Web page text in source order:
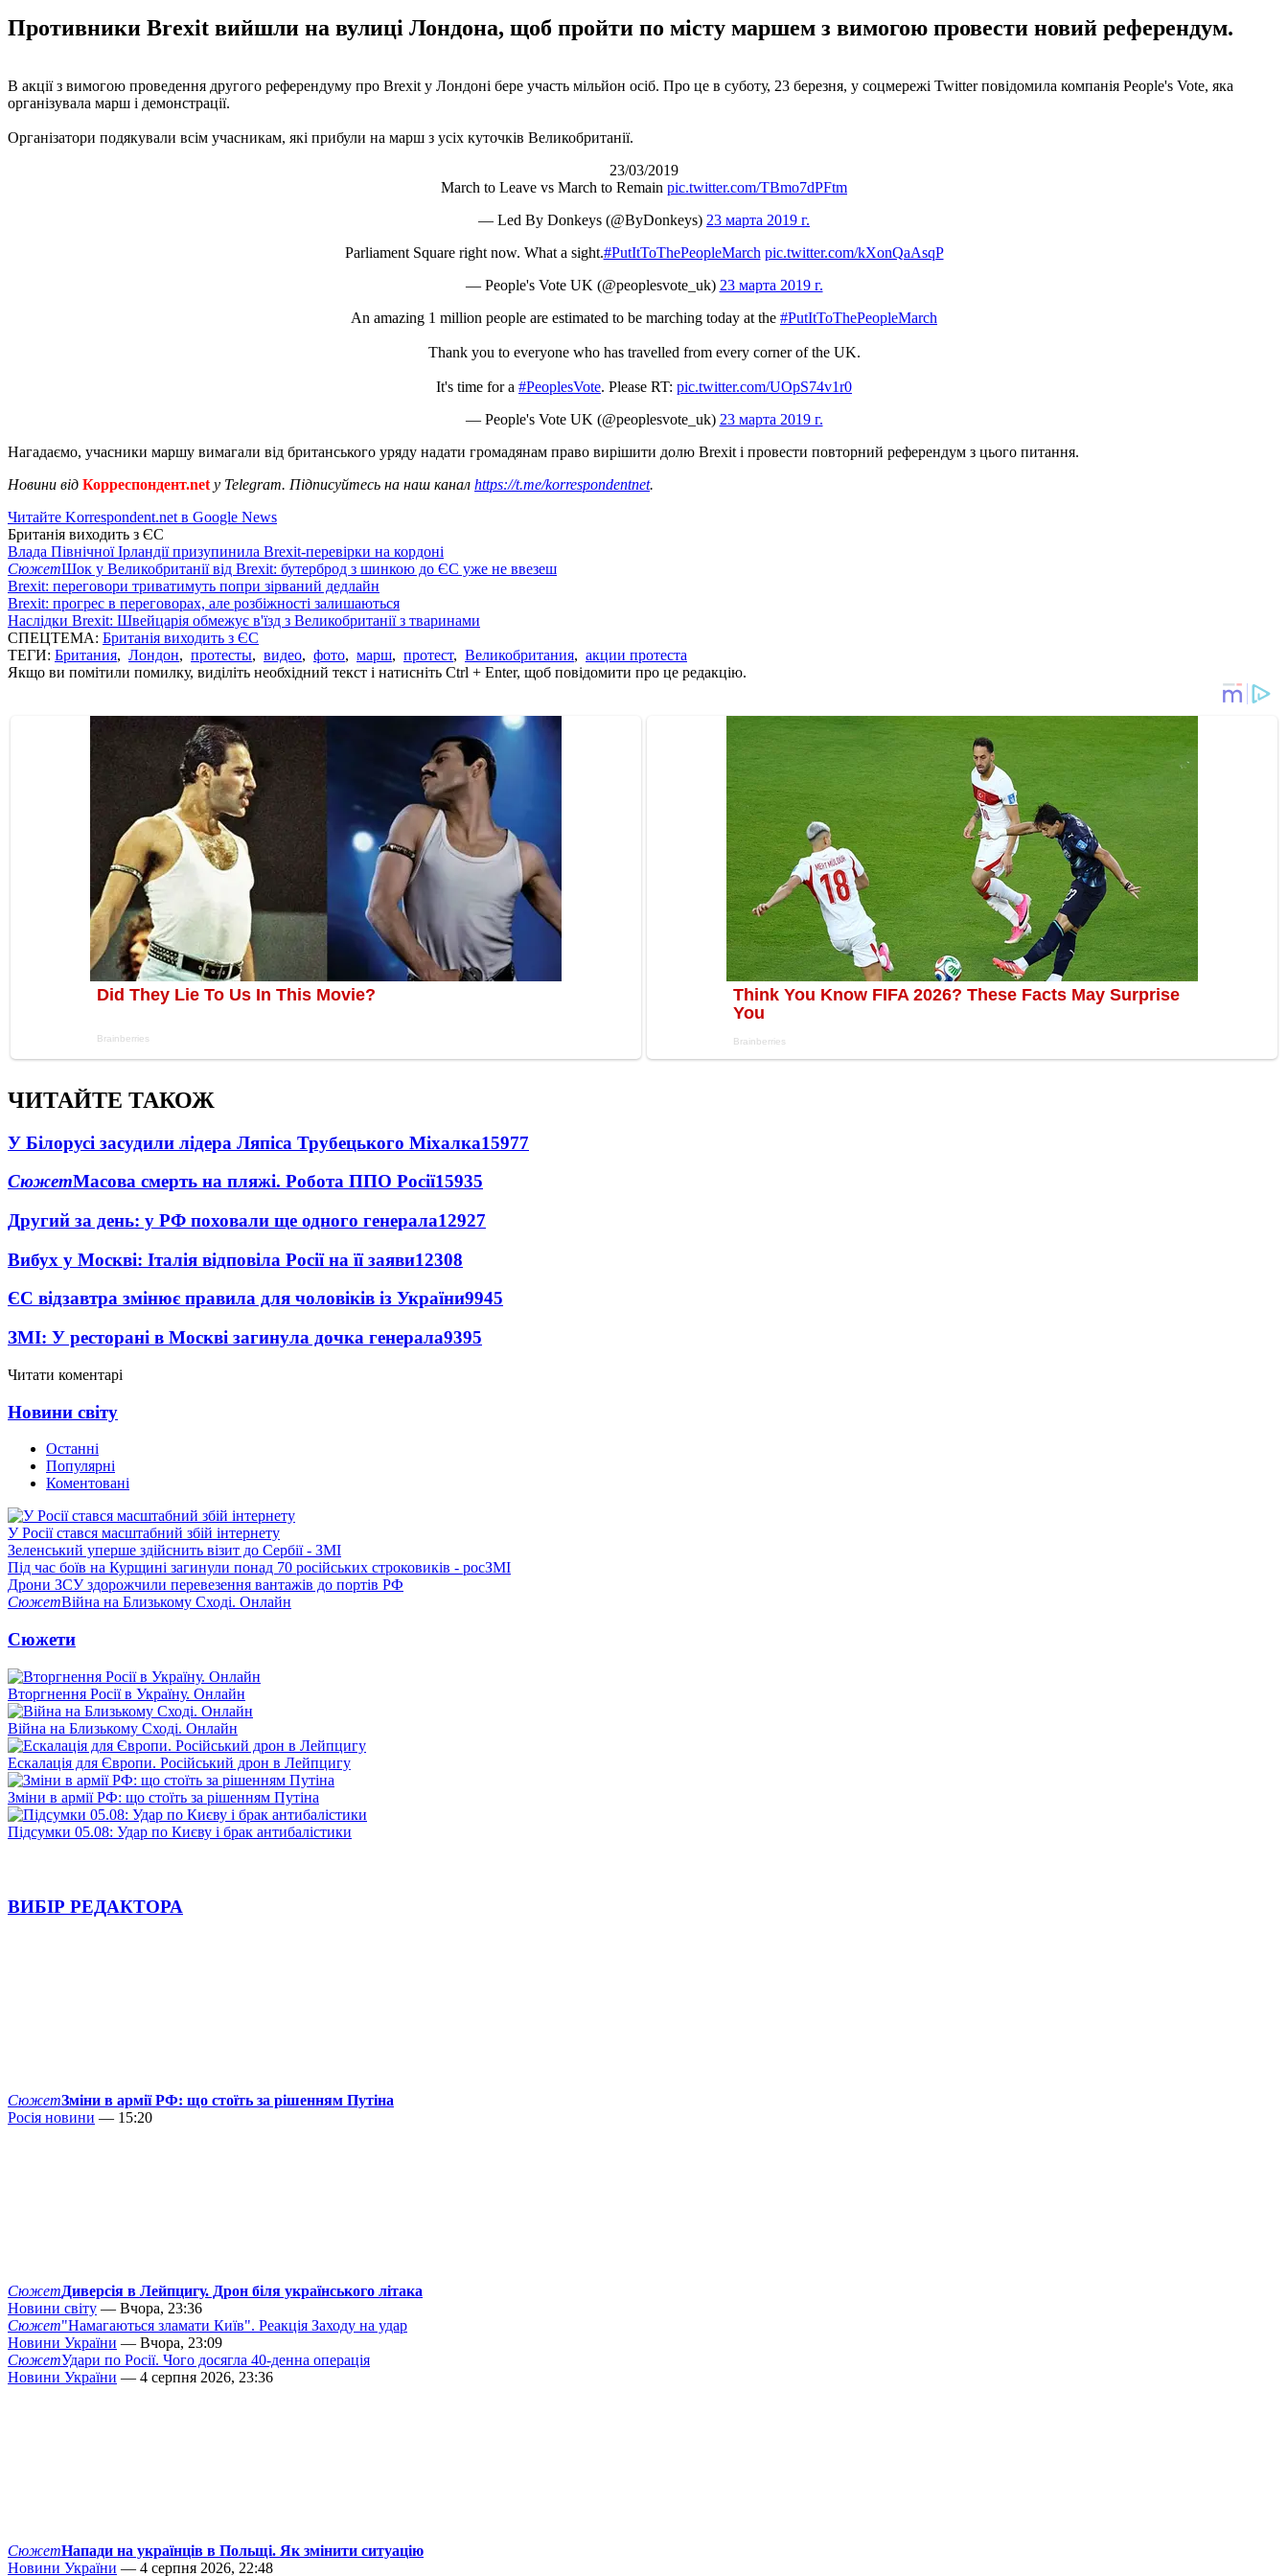
Противники Brexit вийшли на вулиці Лондона, щоб пройти по місту маршем з вимогою провести новий референдум.
В акції з вимогою проведення другого референдуму про Brexit у Лондоні бере участь мільйон осіб. Про це в суботу, 23 березня, у соцмережі Twitter повідомила компанія People's Vote, яка
організувала марш і демонстрації.
Організатори подякували всім учасникам, які прибули на марш з усіх куточків Великобританії.
23/03/2019
March to Leave vs March to Remain pic.twitter.com/TBmo7dPFtm
— Led By Donkeys (@ByDonkeys) 23 марта 2019 г.
Parliament Square right now. What a sight.#PutItToThePeopleMarch pic.twitter.com/kXonQaAsqP
— People's Vote UK (@peoplesvote_uk) 23 марта 2019 г.
An amazing 1 million people are estimated to be marching today at the #PutItToThePeopleMarch
Thank you to everyone who has travelled from every corner of the UK.
It's time for a #PeoplesVote. Please RT: pic.twitter.com/UOpS74v1r0
— People's Vote UK (@peoplesvote_uk) 23 марта 2019 г.
Нагадаємо, учасники маршу вимагали від британського уряду надати громадянам право вирішити долю Brexit і провести повторний референдум з цього питання.
Новини від Корреспондент.net у Telegram. Підписуйтесь на наш канал https://t.me/korrespondentnet.
Читайте Korrespondent.net в Google News
Британія виходить з ЄС
Влада Північної Ірландії призупинила Brexit-перевірки на кордоні
СюжетШок у Великобританії від Brexit: бутерброд з шинкою до ЄС уже не ввезеш
Brexit: переговори триватимуть попри зірваний дедлайн
Brexit: прогрес в переговорах, але розбіжності залишаються
Наслідки Brexit: Швейцарія обмежує в'їзд з Великобританії з тваринами
СПЕЦТЕМА: Британія виходить з ЄС
ТЕГИ: Британия, Лондон, протесты, видео, фото, марш, протест, Великобритания, акции протеста
Якщо ви помітили помилку, виділіть необхідний текст і натисніть Ctrl + Enter, щоб повідомити про це редакцію.
ЧИТАЙТЕ ТАКОЖ
У Білорусі засудили лідера Ляпіса Трубецького Міхалка15977
СюжетМасова смерть на пляжі. Робота ППО Росії15935
Другий за день: у РФ поховали ще одного генерала12927
Вибух у Москві: Італія відповіла Росії на її заяви12308
ЄС відзавтра змінює правила для чоловіків із України9945
ЗМІ: У ресторані в Москві загинула дочка генерала9395
Читати коментарі
Новини світу
Останні
Популярні
Коментовані
У Росії стався масштабний збій інтернету
Зеленський уперше здійснить візит до Сербії - ЗМІ
Під час боїв на Курщині загинули понад 70 російських строковиків - росЗМІ
Дрони ЗСУ здорожчили перевезення вантажів до портів РФ
СюжетВійна на Близькому Сході. Онлайн
Сюжети
Вторгнення Росії в Україну. Онлайн
Війна на Близькому Сході. Онлайн
Ескалація для Європи. Російський дрон в Лейпцигу
Зміни в армії РФ: що стоїть за рішенням Путіна
Підсумки 05.08: Удар по Києву і брак антибалістики
ВИБІР РЕДАКТОРА
СюжетЗміни в армії РФ: що стоїть за рішенням Путіна
Росія новини — 15:20
СюжетДиверсія в Лейпцигу. Дрон біля українського літака
Новини світу — Вчора, 23:36
Сюжет"Намагаються зламати Київ". Реакція Заходу на удар
Новини України — Вчора, 23:09
СюжетУдари по Росії. Чого досягла 40-денна операція
Новини України — 4 серпня 2026, 23:36
СюжетНапади на українців в Польщі. Як змінити ситуацію
Новини України — 4 серпня 2026, 22:48